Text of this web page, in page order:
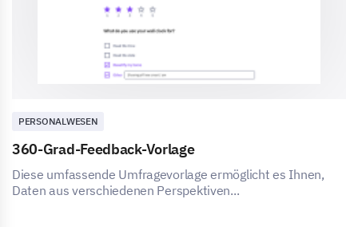
PERSONALWESEN
360-Grad-Feedback-Vorlage
Diese umfassende Umfragevorlage ermöglicht es Ihnen,
Daten aus verschiedenen Perspektiven...